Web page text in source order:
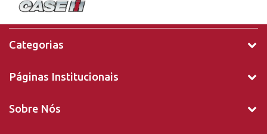
Categorias
Páginas Institucionais
Sobre Nós